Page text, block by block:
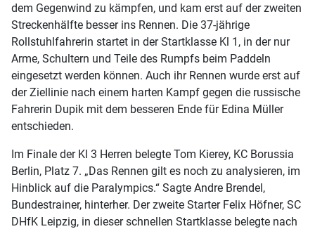
dem Gegenwind zu kämpfen, und kam erst auf der zweiten
Streckenhälfte besser ins Rennen. Die 37-jährige
Rollstuhlfahrerin startet in der Startklasse Kl 1, in der nur
Arme, Schultern und Teile des Rumpfs beim Paddeln
eingesetzt werden können. Auch ihr Rennen wurde erst auf
der Ziellinie nach einem harten Kampf gegen die russische
Fahrerin Dupik mit dem besseren Ende für Edina Müller
entschieden.
Im Finale der Kl 3 Herren belegte Tom Kierey, KC Borussia
Berlin, Platz 7. „Das Rennen gilt es noch zu analysieren, im
Hinblick auf die Paralympics.“ Sagte Andre Brendel,
Bundestrainer, hinterher. Der zweite Starter Felix Höfner, SC
DHfK Leipzig, in dieser schnellen Startklasse belegte nach